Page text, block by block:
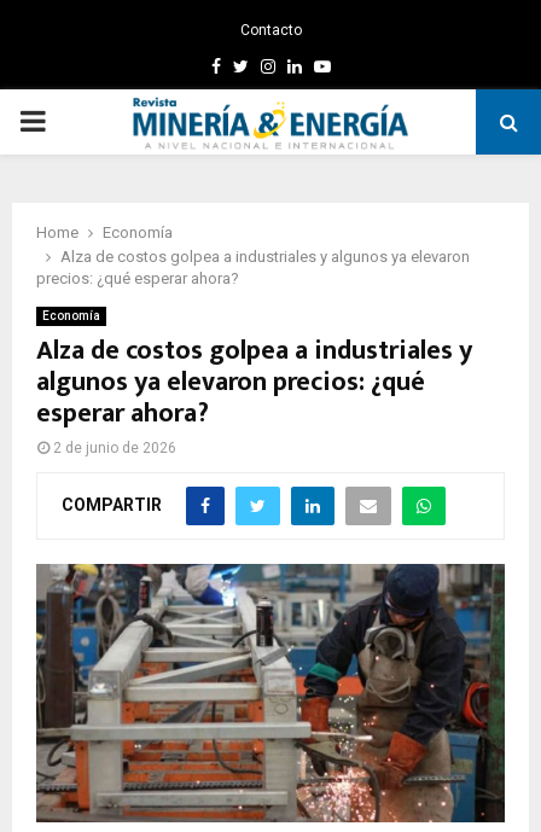
Contacto
Facebook
TwitterInstagram
LinkedinYoutube
PRIMARY
Home
Economía
Alza de costos golpea a industriales y algunos ya elevaron
precios: ¿qué esperar ahora?
Economía
Alza de costos golpea a industriales y
algunos ya elevaron precios: ¿qué
esperar ahora?
2 de junio de 2026
COMPARTIR